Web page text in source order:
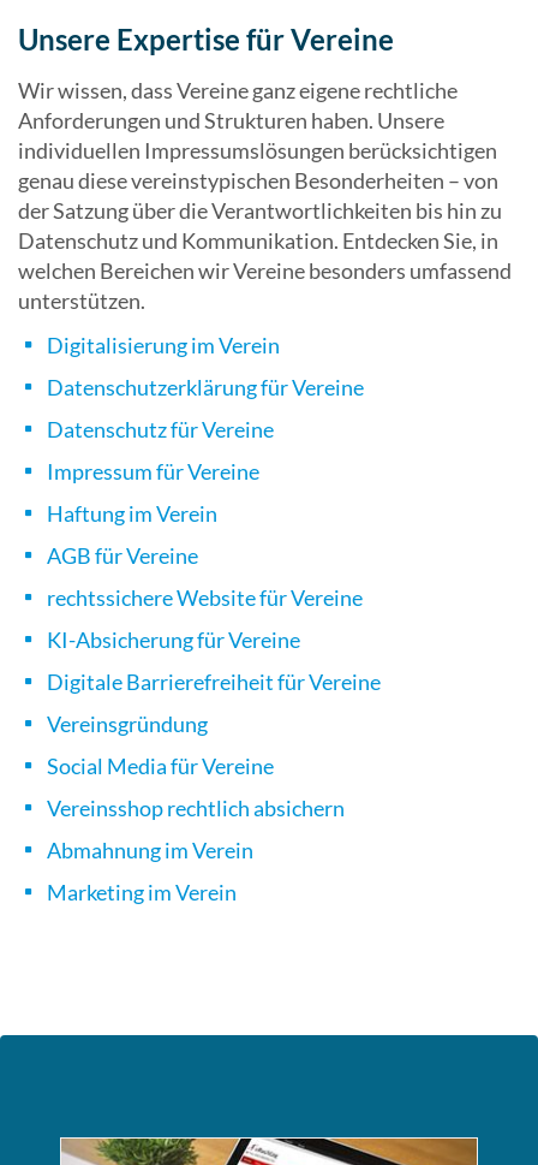
Unsere Expertise für Vereine
Wir wissen, dass Vereine ganz eigene rechtliche
Anforderungen und Strukturen haben. Unsere
individuellen Impressumslösungen berücksichtigen
genau diese vereinstypischen Besonderheiten – von
der Satzung über die Verantwortlichkeiten bis hin zu
Datenschutz und Kommunikation. Entdecken Sie, in
welchen Bereichen wir Vereine besonders umfassend
unterstützen.
Digitalisierung im Verein
Datenschutzerklärung für Vereine
Datenschutz für Vereine
Impressum für Vereine
Haftung im Verein
AGB für Vereine
rechtssichere Website für Vereine
KI-Absicherung für Vereine
Digitale Barrierefreiheit für Vereine
Vereinsgründung
Social Media für Vereine
Vereinsshop rechtlich absichern
Abmahnung im Verein
Marketing im Verein